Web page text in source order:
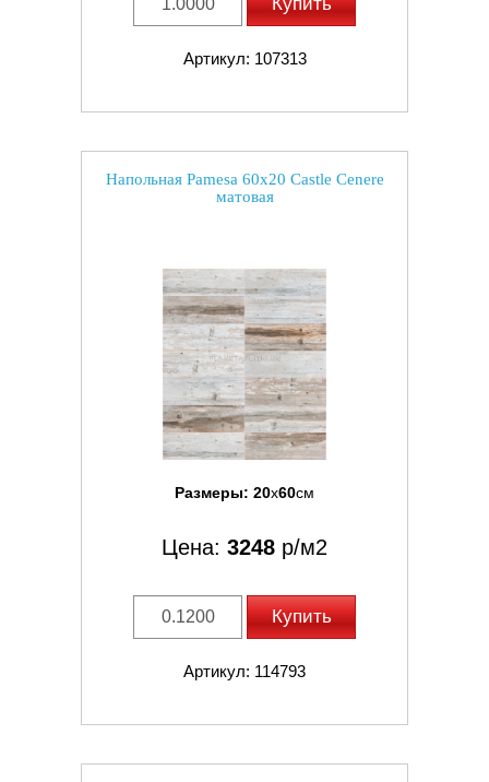
Артикул: 107313
Напольная Pamesa 60x20 Castle Cenere
матовая
Размеры: 20x60см
Цена: 3248 р/м2
Купить
Артикул: 114793